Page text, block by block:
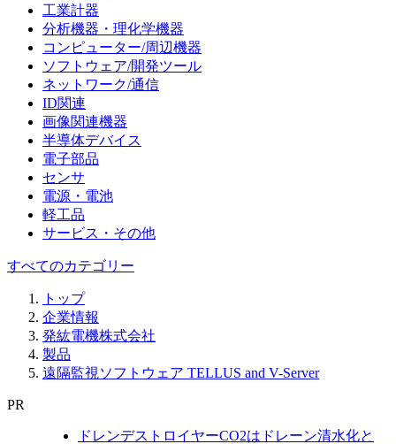
工業計器
分析機器・理化学機器
コンピューター/周辺機器
ソフトウェア/開発ツール
ネットワーク/通信
ID関連
画像関連機器
半導体デバイス
電子部品
センサ
電源・電池
軽工品
サービス・その他
すべてのカテゴリー
トップ
企業情報
発紘電機株式会社
製品
遠隔監視ソフトウェア TELLUS and V-Server
PR
ドレンデストロイヤーCO2はドレーン清水化と